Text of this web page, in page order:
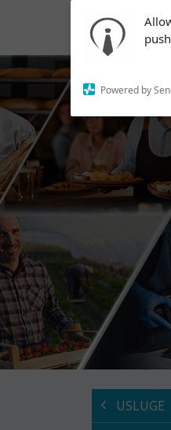
Powered by
notifications!
To enable
on the
USLUGE